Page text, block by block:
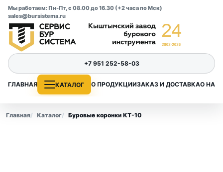
Мы работаем: Пн-Пт, с 08.00 до 16.30 (+2 часа по Мск)
sales@bursistema.ru
ГЛАВНАЯ КАТАЛОГ О ПРОДУКЦИИЗАКАЗ И ДОСТАВКАО НАС
+7 951 252-58-03
Главная Каталог Буровые коронки КТ-10